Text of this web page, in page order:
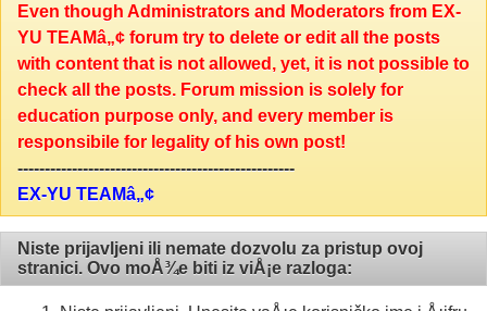
Even though Administrators and Moderators from EX-
YU TEAMâ„¢ forum try to delete or edit all the posts
with content that is not allowed, yet, it is not possible to
check all the posts. Forum mission is solely for
education purpose only, and every member is
responsibile for legality of his own post!
---------------------------------------------------
EX-YU TEAMâ„¢
Niste prijavljeni ili nemate dozvolu za pristup ovoj
stranici. Ovo moÅ¾e biti iz viÅ¡e razloga: